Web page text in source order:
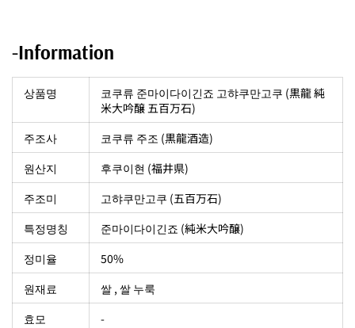
-Information
상품명
코쿠류 준마이다이긴죠 고햐쿠만고쿠 (黒龍 純
米大吟醸 五百万石)
주조사
코쿠류 주조 (黒龍酒造)
원산지
후쿠이현 (福井県)
주조미
고햐쿠만고쿠 (五百万石)
특정명칭
준마이다이긴죠 (純米大吟醸)
정미율
50%
원재료
쌀 , 쌀 누룩
효모
-